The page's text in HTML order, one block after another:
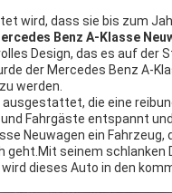
wird, dass sie bis zum
Benz A-Klasse
Design, das es auf der
der Mercedes Benz A-
werden.
die eine
Fahrgäste entspannt
Neuwagen ein Fahrzeug,
geht.Mit seinem schlanken
dieses Auto in den